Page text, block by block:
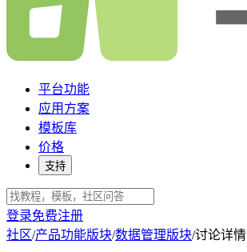
平台功能
应用方案
模板库
价格
支持
登录免费注册
社区/产品功能版块/数据管理版块/讨论详情